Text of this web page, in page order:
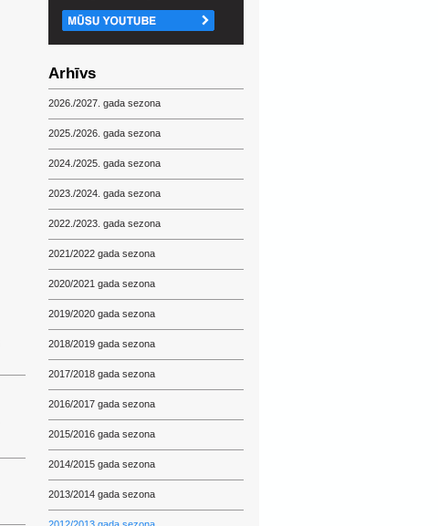
Arhīvs
2026./2027. gada sezona
2025./2026. gada sezona
2024./2025. gada sezona
2023./2024. gada sezona
2022./2023. gada sezona
2021/2022 gada sezona
2020/2021 gada sezona
2019/2020 gada sezona
2018/2019 gada sezona
2017/2018 gada sezona
2016/2017 gada sezona
2015/2016 gada sezona
2014/2015 gada sezona
2013/2014 gada sezona